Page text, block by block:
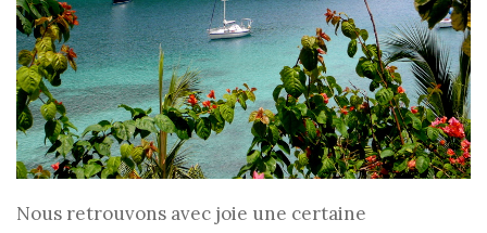
Nous retrouvons avec joie une certaine